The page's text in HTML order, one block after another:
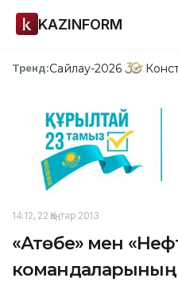
KAZINFORM
Тренд:Сайлау-2026
14:12, 22 Қаңтар 2013
«Ақтөбе» мен
командаларының